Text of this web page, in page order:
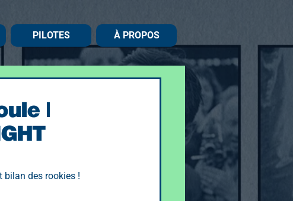
PILOTES À PROPOS
|
bilan des rookies !